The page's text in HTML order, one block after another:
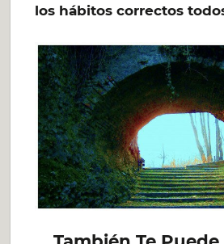
los hábitos correctos